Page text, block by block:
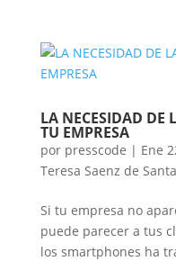
LA NECESIDAD DE
TU EMPRESA
por presscode | Ene
Teresa Saenz de
Si tu empresa no
puede parecer a tus
los smartphones ha